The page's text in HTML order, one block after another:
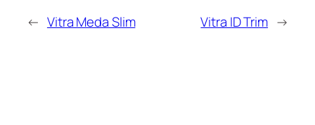
← Vitra Meda Slim Vitra ID Trim →